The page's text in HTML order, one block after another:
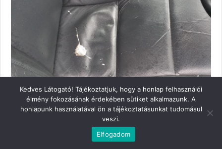
Kedves Látogató! Tájékoztatjuk, hogy a honlap felhasználói
élmény fokozásának érdekében sütiket alkalmazunk. A
honlapunk használatával ön a tájékoztatásunkat tudomásul
veszi.
Elfogadom